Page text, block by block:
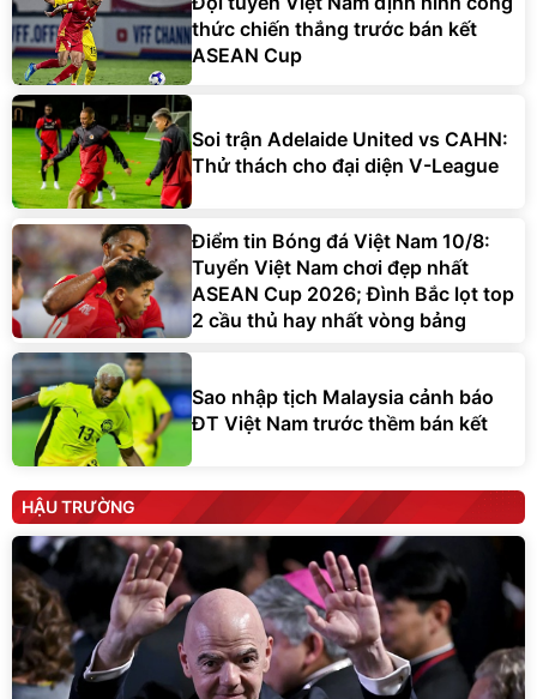
thức chiến thắng trước bán kết
ASEAN Cup
Soi trận Adelaide United vs CAHN:
Thử thách cho đại diện V-League
Điểm tin Bóng đá Việt Nam 10/8:
Tuyển Việt Nam chơi đẹp nhất
ASEAN Cup 2026; Đình Bắc lọt top
2 cầu thủ hay nhất vòng bảng
Sao nhập tịch Malaysia cảnh báo
ĐT Việt Nam trước thềm bán kết
HẬU TRƯỜNG